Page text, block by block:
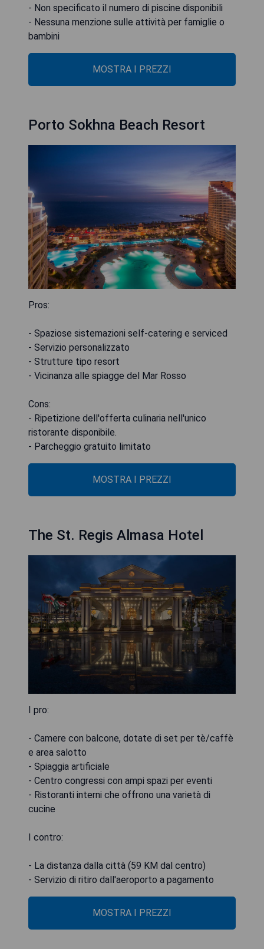
- Non specificato il numero di piscine disponibili
- Nessuna menzione sulle attività per famiglie o
bambini
MOSTRA I PREZZI
Porto Sokhna Beach Resort
Pros:
- Spaziose sistemazioni self-catering e serviced
- Servizio personalizzato
- Strutture tipo resort
- Vicinanza alle spiagge del Mar Rosso
Cons:
- Ripetizione dell'offerta culinaria nell'unico
ristorante disponibile.
- Parcheggio gratuito limitato
MOSTRA I PREZZI
The St. Regis Almasa Hotel
I pro:
- Camere con balcone, dotate di set per tè/caffè
e area salotto
- Spiaggia artificiale
- Centro congressi con ampi spazi per eventi
- Ristoranti interni che offrono una varietà di
cucine
I contro:
- La distanza dalla città (59 KM dal centro)
- Servizio di ritiro dall'aeroporto a pagamento
MOSTRA I PREZZI